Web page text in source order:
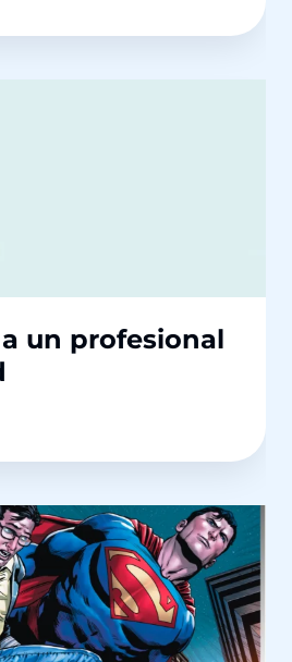
un profesional